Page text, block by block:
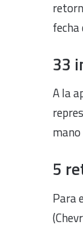
33
A la
5
Para